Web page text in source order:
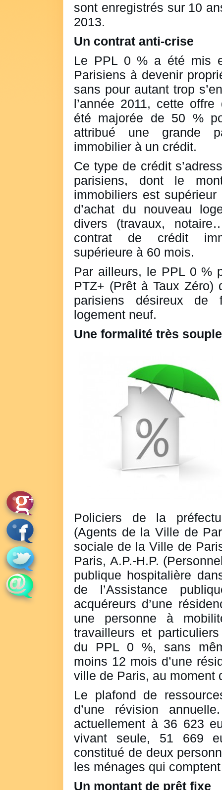
sont enregistrés sur 10
2013.
Un contrat anti-crise
Le PPL 0 % a été mis
Parisiens à devenir
sans pour autant trop
l’année 2011, cette
été majorée de 50 %
attribué une grande
immobilier à un crédit.
Ce type de crédit
parisiens, dont le
immobiliers est
d’achat du nouveau
divers (travaux,
contrat de crédit
supérieure à 60 mois.
Par ailleurs, le PPL 0 %
PTZ+ (Prêt à Taux Zéro)
parisiens désireux de
logement neuf.
Une formalité très souple
Policiers de la
(Agents de la Ville de
sociale de la Ville de
Paris, A.P.-H.P.
publique hospitalière
de l’Assistance
acquéreurs d’une
une personne à
travailleurs et
du PPL 0 %, sans
moins 12 mois d’une
ville de Paris, au moment
Le plafond de
d’une révision
actuellement à 36 623
vivant seule, 51 669
constitué de deux
les ménages qui
Un montant de prêt fixe